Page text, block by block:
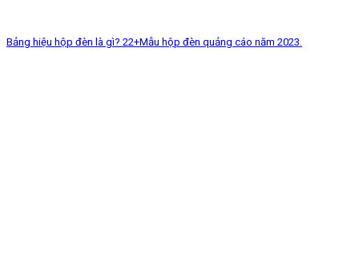
Bảng hiệu hộp đèn là gì? 22+Mẫu hộp đèn quảng cáo năm 2023.